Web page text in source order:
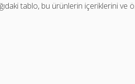
tablo, bu ürünlerin içeriklerini ve